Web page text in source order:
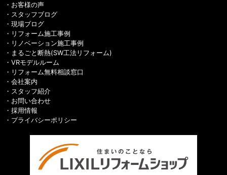
お客様の声
スタッフブログ
現場ブログ
リフォーム施工事例
リノベーション施工事例
まるごと断熱(SW工法リフォーム)
VRモデルルーム
リフォーム無料相談窓口
会社案内
スタッフ紹介
お問い合わせ
採用情報
プライバシーポリシー